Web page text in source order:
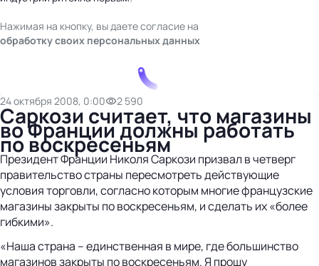
Нажимая на кнопку, вы даете согласие на
обработку своих персональных данных
24 октября 2008, 0:00 2 590
Саркози считает, что магазины
во Франции должны работать
по воскресеньям
Президент Франции Николя Саркози призвал в четверг
правительство страны пересмотреть действующие
условия торговли, согласно которым многие французские
магазины закрыты по воскресеньям, и сделать их «более
гибкими».
«Наша страна – единственная в мире, где большинство
магазинов закрыты по воскресеньям. Я прошу